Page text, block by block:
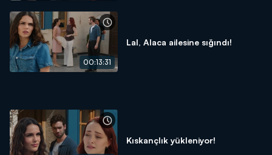
00:13:31
Lal, Alaca ailesine sığındı!
Kıskançlık yükleniyor!